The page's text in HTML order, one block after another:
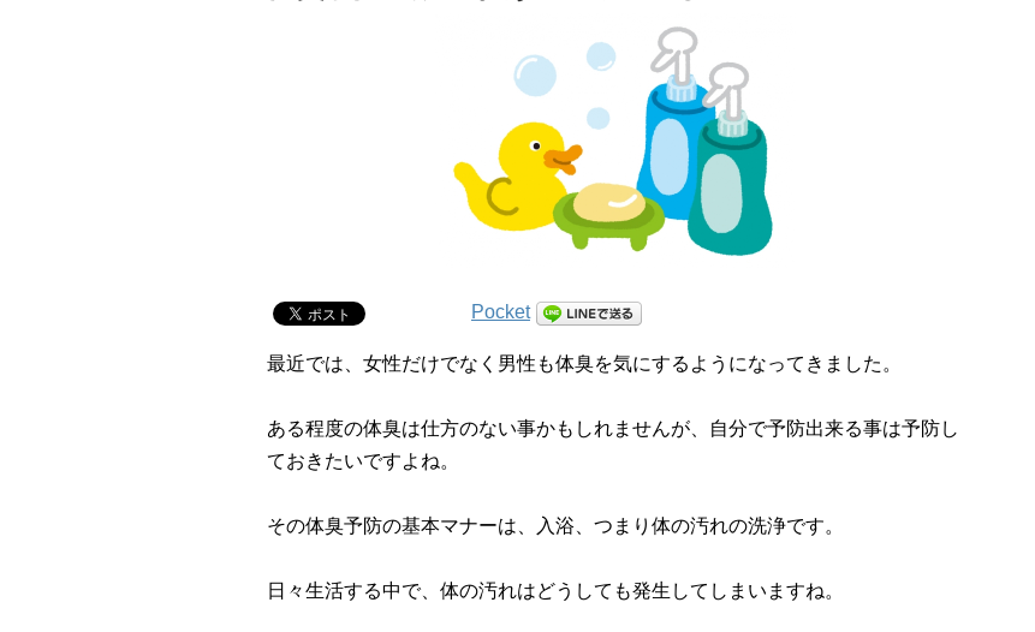
Pocket
最近では、女性だけでなく男性も体臭を気にするようになってきました。
ある程度の体臭は仕方のない事かもしれませんが、自分で予防出来る事は予防し
ておきたいですよね。
その体臭予防の基本マナーは、入浴、つまり体の汚れの洗浄です。
日々生活する中で、体の汚れはどうしても発生してしまいますね。